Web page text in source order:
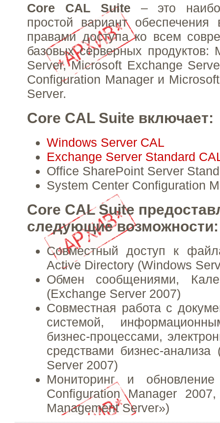
Core CAL Suite – это
простой вариант обеспечения
правами доступа ко всем
базовых серверных продуктов:
Server, Microsoft Exchange
Configuration Manager и
Server.
Core CAL Suite включает:
Windows Server CAL
Exchange Server Standard
Office SharePoint Server
System Center Configuration
Core CAL Suite
следующие возможности:
Совместный доступ к
Active Directory (Windows
Обмен сообщениями,
(Exchange Server 2007)
Совместная работа с
системой,
бизнес-процессами,
средствами бизнес-
Server 2007)
Мониторинг и
Configuration Manager
Management Server»)